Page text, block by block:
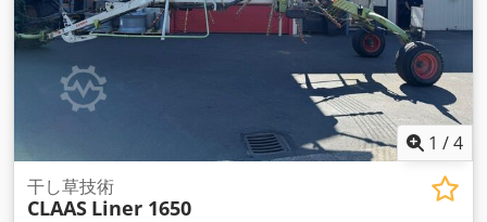
1 /4
干し草技術
CLAAS Liner 1650